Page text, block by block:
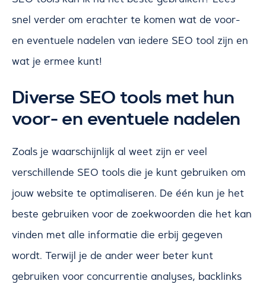
snel verder om erachter te komen wat de voor-
en eventuele nadelen van iedere SEO tool zijn en
wat je ermee kunt!
Diverse SEO tools met hun
voor- en eventuele nadelen
Zoals je waarschijnlijk al weet zijn er veel
verschillende SEO tools die je kunt gebruiken om
jouw website te optimaliseren. De één kun je het
beste gebruiken voor de zoekwoorden die het kan
vinden met alle informatie die erbij gegeven
wordt. Terwijl je de ander weer beter kunt
gebruiken voor concurrentie analyses, backlinks